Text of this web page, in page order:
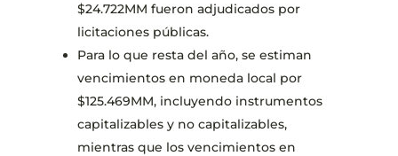
$24.722MM fueron adjudicados por
licitaciones públicas.
Para lo que resta del año, se estiman
vencimientos en moneda local por
$125.469MM, incluyendo instrumentos
capitalizables y no capitalizables,
mientras que los vencimientos en